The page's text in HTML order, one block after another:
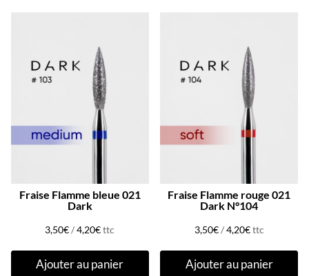
Fraise Flamme bleue 021
Dark
3,50€/4,20€ttc
Ajouter au panier
Fraise Flamme rouge 021
Dark N°104
3,50€/4,20€ttc
Ajouter au panier